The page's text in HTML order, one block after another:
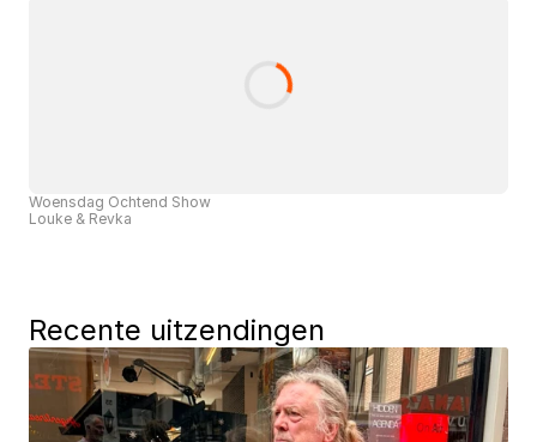
Woensdag Ochtend Show
Louke & Revka
Recente uitzendingen